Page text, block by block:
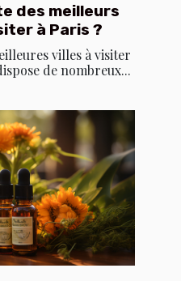
des meilleurs
à Paris ?
villes à visiter
de nombreux...